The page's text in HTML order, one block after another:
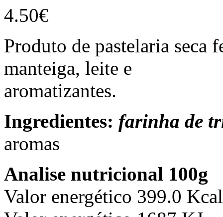
4.50€
Produto de pastelaria seca
manteiga, leite e
aromatizantes.
Ingredientes: farinha de
aromas
Analise nutricional 100g
Valor energético 399.0 Kcal